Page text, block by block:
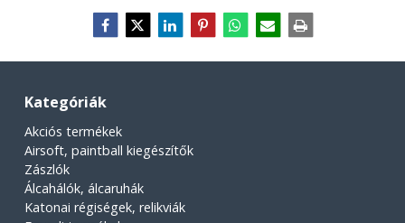
Kategóriák
Akciós termékek
Airsoft, paintball kiegészítők
Zászlók
Álcahálók, álcaruhák
Katonai régiségek, relikviák